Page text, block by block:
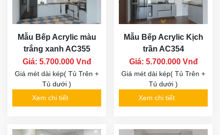
Mẫu Bếp Acrylic màu
trắng xanh AC355
Giá: 5.700.000 Vnđ
Giá mét dài kép( Tủ Trên +
Tủ dưới )
Xem chi tiết
Mẫu Bếp Acrylic Kịch
trần AC354
Giá: 5.700.000 Vnđ
Giá mét dài kép( Tủ Trên +
Tủ dưới )
Xem chi tiết